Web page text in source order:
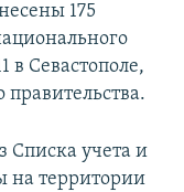
175
в Севастополе,
правительства.
Списка учета и
на территории